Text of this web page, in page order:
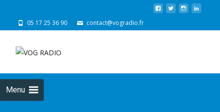
05 17 25 36 90 contact@vogradio.fr
Menu